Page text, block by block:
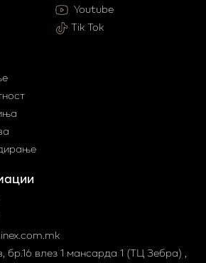
бр.16 влез 1 мaнсарда 1 (ТЦ Зебра) ,
Youtube
Tik Tok